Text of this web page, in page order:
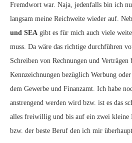
Fremdwort war. Naja, jedenfalls bin ich
langsam meine Reichweite wieder auf.
und SEA gibt es für mich auch viele
muss. Da wäre das richtige durchführen
Schreiben von Rechnungen und
Kennzeichnungen bezüglich Werbung
dem Gewerbe und Finanzamt. Ich habe
anstrengend werden wird bzw. ist es das
alles freiwillig und bis auf ein zwei kleine
bzw. der beste Beruf den ich mir